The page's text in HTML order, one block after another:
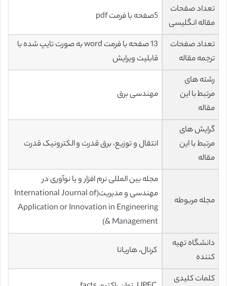
تعداد صفحات
مقاله انگلیسی
5صفحه با فرمت pdf
تعداد صفحات
ترجمه مقاله
13 صفحه با فرمت word به صورت تایپ شده با
قابلیت ویرایش
رشته های
مرتبط با این
مقاله
مهندسی برق
گرایش های
مرتبط با این
مقاله
انتقال و توزیع، برق قدرت و الکترونیک قدرت
مجله مربوطه
مجله بین المللی نرم افزار و یا نوآوری در
مهندسی و مدیریت(International Journal of
Application or Innovation in Engineering
& Management)
دانشگاه تهیه
کننده
کرنال، هاریانا
کلمات کلیدی